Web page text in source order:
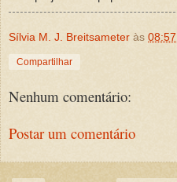
Sílvia M. J. Breitsameter às 08:57
Compartilhar
Nenhum comentário:
Postar um comentário